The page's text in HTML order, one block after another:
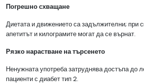
Погрешно схващане
Диетата и движението са задължителни; при
апетитът и килограмите могат да се върнат.
Рязко нарастване на търсенето
Ненужната употреба затруднява достъпа до
пациенти с диабет тип 2.